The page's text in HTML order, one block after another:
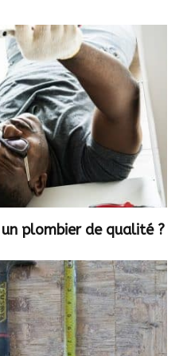
plombier de qualité ?